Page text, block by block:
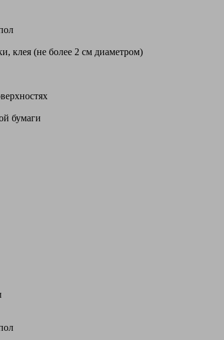
клея (не более 2 см диаметром)
бумаги